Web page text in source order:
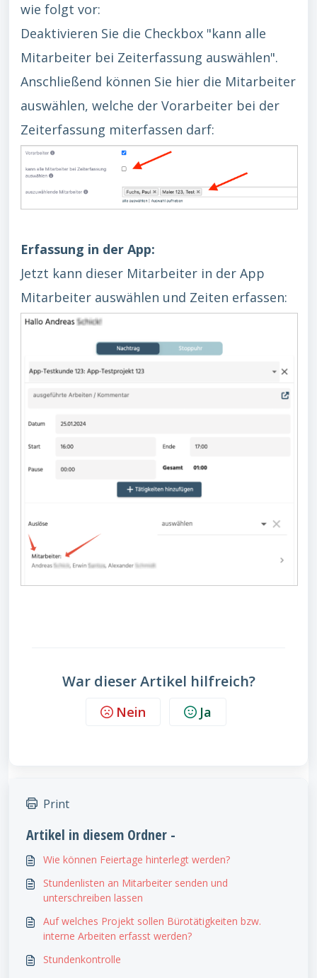
wie folgt vor:
Deaktivieren Sie die Checkbox "kann alle
Mitarbeiter bei Zeiterfassung auswählen".
Anschließend können Sie hier die Mitarbeiter
auswählen, welche der Vorarbeiter bei der
Zeiterfassung miterfassen darf:
Erfassung in der App:
Jetzt kann dieser Mitarbeiter in der App
Mitarbeiter auswählen und Zeiten erfassen:
War dieser Artikel hilfreich?
Nein Ja
Print
Artikel in diesem Ordner -
Wie können Feiertage hinterlegt werden?
Stundenlisten an Mitarbeiter senden und
unterschreiben lassen
Auf welches Projekt sollen Bürotätigkeiten bzw.
interne Arbeiten erfasst werden?
Stundenkontrolle